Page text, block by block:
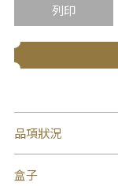
列印
品項狀況
盒子